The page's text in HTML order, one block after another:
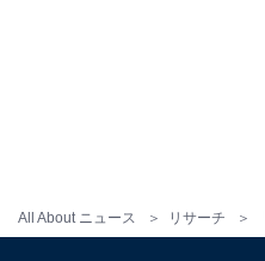
All About ニュース リサーチ